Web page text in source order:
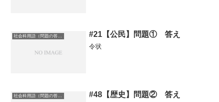
#21【公民】問題① 答え
令状
社会科用語（問題の答え） #48【歴史】問題② 答え